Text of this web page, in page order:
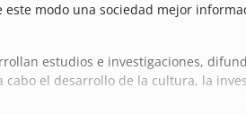
modo una sociedad mejor
estudios e investigaciones,
el desarrollo de la cultura, la